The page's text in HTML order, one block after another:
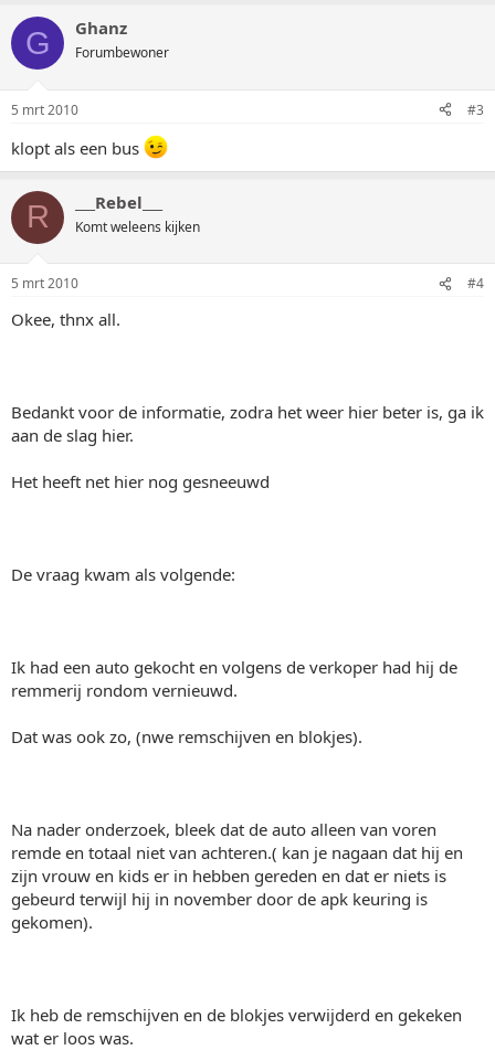
G Ghanz
Forumbewoner
5 mrt 2010 #3
klopt als een bus
R ___Rebel___
Komt weleens kijken
5 mrt 2010 #4
Okee, thnx all.
Bedankt voor de informatie, zodra het weer hier beter is, ga ik
aan de slag hier.
Het heeft net hier nog gesneeuwd
De vraag kwam als volgende:
Ik had een auto gekocht en volgens de verkoper had hij de
remmerij rondom vernieuwd.
Dat was ook zo, (nwe remschijven en blokjes).
Na nader onderzoek, bleek dat de auto alleen van voren
remde en totaal niet van achteren.( kan je nagaan dat hij en
zijn vrouw en kids er in hebben gereden en dat er niets is
gebeurd terwijl hij in november door de apk keuring is
gekomen).
Ik heb de remschijven en de blokjes verwijderd en gekeken
wat er loos was.